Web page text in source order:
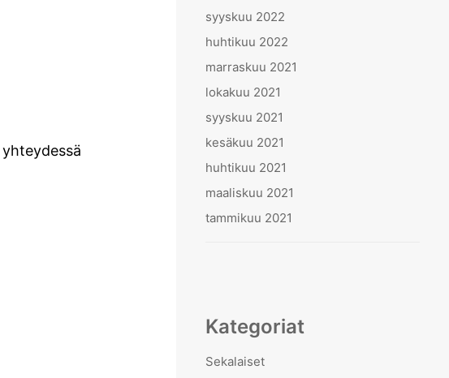
yhteydessä
syyskuu 2022
huhtikuu 2022
marraskuu 2021
lokakuu 2021
syyskuu 2021
kesäkuu 2021
huhtikuu 2021
maaliskuu 2021
tammikuu 2021
Kategoriat
Sekalaiset